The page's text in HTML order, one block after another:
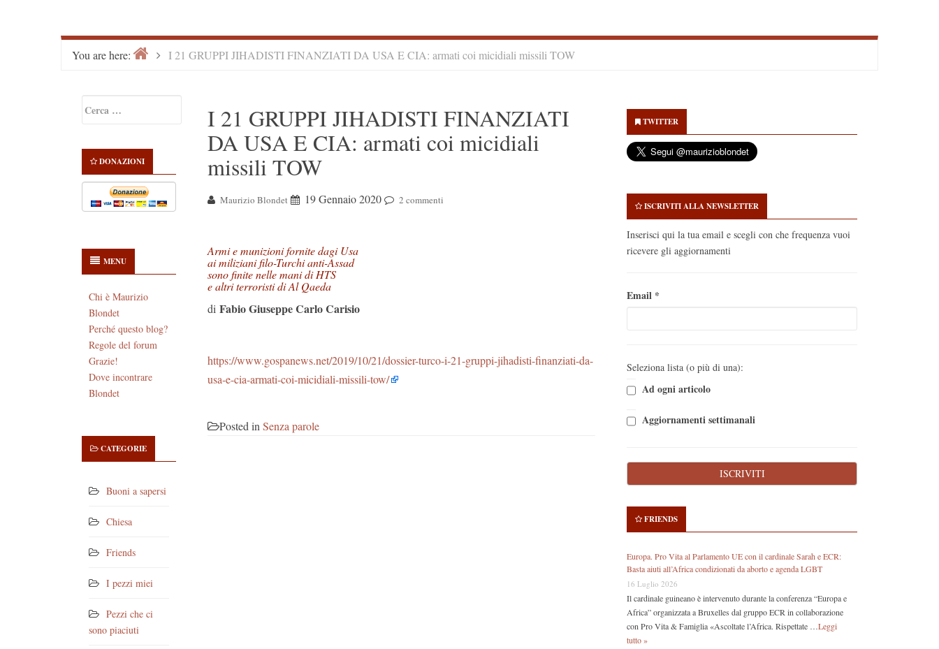
You are here: HomeI 21 GRUPPI JIHADISTI FINANZIATI DA USA E CIA: armati coi micidiali missili TOW
Sidebar
per:
DONAZIONI
MENU
Chi è Maurizio
Blondet
Perché questo blog?
Regole del forum
Grazie!
Dove incontrare
Blondet
CATEGORIE
Buoni a sapersi
Chiesa
Friends
I pezzi miei
Pezzi che ci
sono piaciuti
I 21 GRUPPI JIHADISTI FINANZIATI
DA USA E CIA: armati coi micidiali
missili TOW
Maurizio Blondet 19 Gennaio 2020 2 commenti
Armi e munizioni fornite dagi Usa
ai miliziani filo-Turchi anti-Assad
sono finite nelle mani di HTS
e altri terroristi di Al Qaeda
di Fabio Giuseppe Carlo Carisio
https://www.gospanews.net/2019/10/21/dossier-turco-i-21-gruppi-jihadisti-finanziati-da-
usa-e-cia-armati-coi-micidiali-missili-tow/
Posted in Senza parole
Sidebar
TWITTER
ISCRIVITI ALLA NEWSLETTER
Inserisci qui la tua email e scegli con che frequenza vuoi
ricevere gli aggiornamenti
Email *
Seleziona lista (o più di una):
Ad ogni articolo
Aggiornamenti settimanali
FRIENDS
Europa. Pro Vita al Parlamento UE con il cardinale Sarah e ECR:
Basta aiuti all’Africa condizionati da aborto e agenda LGBT
16 Luglio 2026
Il cardinale guineano è intervenuto durante la conferenza “Europa e
Africa” organizzata a Bruxelles dal gruppo ECR in collaborazione
con Pro Vita & Famiglia «Ascoltate l’Africa. Rispettate … Leggi
tutto »